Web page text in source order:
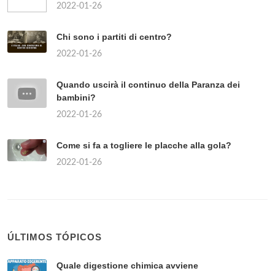
2022-01-26
Chi sono i partiti di centro?
2022-01-26
Quando uscirà il continuo della Paranza dei
bambini?
2022-01-26
Come si fa a togliere le placche alla gola?
2022-01-26
ÚLTIMOS TÓPICOS
Quale digestione chimica avviene